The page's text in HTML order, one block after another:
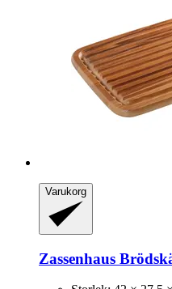
Varukorg
Zassenhaus